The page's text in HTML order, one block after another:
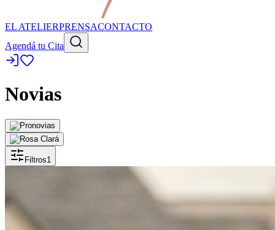
EL ATELIERPRENSACONTACTO
Agendá tu Cita
Novias
Filtros1